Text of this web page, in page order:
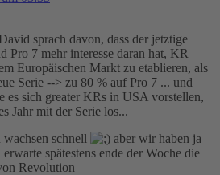
sprach davon, dass der jetztige
Pro 7 mehr interesse daran hat, KR
Europäischen Markt zu etablieren, als
Serie --> zu 80 % auf Pro 7 ... und
es sich greater KRs in USA vorstellen,
Jahr mit der Serie los...
schnell
aber wir haben ja
spätestens ende der Woche die
Revolution